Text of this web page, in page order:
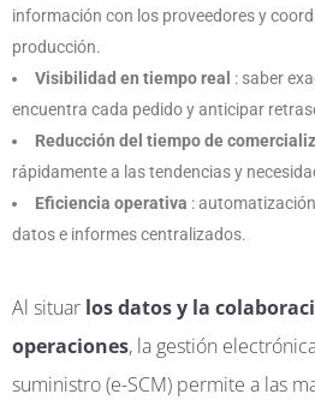
información con los proveedores y
producción.
Visibilidad en tiempo real : saber
encuentra cada pedido y anticipar
Reducción del tiempo de
rápidamente a las tendencias y
Eficiencia operativa :
datos e informes centralizados.
Al situar los datos y la
operaciones, la gestión
suministro (e-SCM) permite a las